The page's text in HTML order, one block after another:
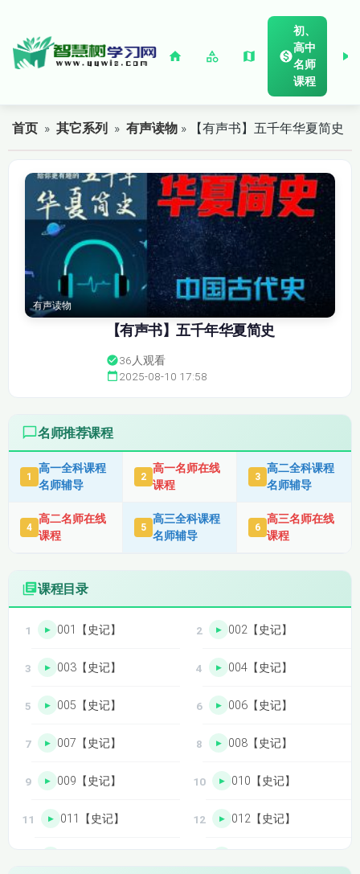
初、
高中
名师
课程
首页 »其它系列 »有声读物 » 【有声书】五千年华夏简史
有声读物
【有声书】五千年华夏简史
36 人观看
2025-08-10 17:58
名师推荐课程
1
高一全科课程
名师辅导
2
高一名师在线
课程
3
高二全科课程
名师辅导
4
高二名师在线
课程
5
高三全科课程
名师辅导
6
高三名师在线
课程
课程目录
001【史记】 002【史记】
003【史记】 004【史记】
005【史记】 006【史记】
007【史记】 008【史记】
009【史记】 010【史记】
011【史记】 012【史记】